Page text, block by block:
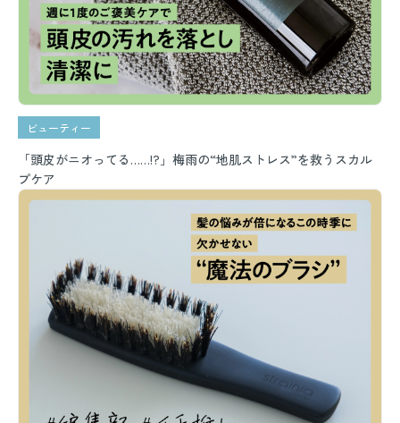
ビューティー
「頭皮がニオってる……!?」梅雨の“地肌ストレス”を救うスカル
プケア